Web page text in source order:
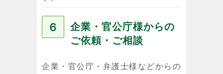
６
企業・官公庁様からの
ご依頼・ご相談
企業・官公庁・弁護士様などからの